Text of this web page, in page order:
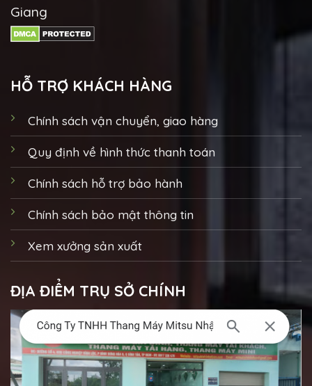
Giang
HỖ TRỢ KHÁCH HÀNG
Chính sách vận chuyển, giao hàng
Quy định về hình thức thanh toán
Chính sách hỗ trợ bảo hành
Chính sách bảo mật thông tin
Xem xưởng sản xuất
ĐỊA ĐIỂM TRỤ SỞ CHÍNH